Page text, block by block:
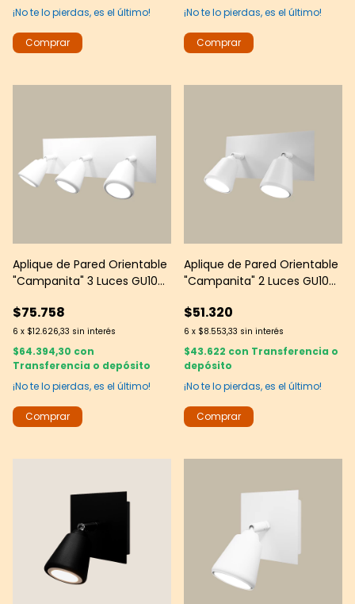
¡No te lo pierdas, es el último!
¡No te lo pierdas, es el último!
Aplique de Pared Orientable
"Campanita" 3 Luces GU10
$75.758
6 x $12.626,33 sin interés
$64.394,30 con
Transferencia o depósito
¡No te lo pierdas, es el último!
Aplique de Pared Orientable
"Campanita" 2 Luces GU10
$51.320
6 x $8.553,33 sin interés
$43.622 con Transferencia o
depósito
¡No te lo pierdas, es el último!